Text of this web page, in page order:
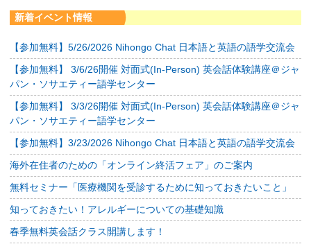
新着イベント情報
【参加無料】5/26/2026 Nihongo Chat 日本語と英語の語学交流会
【参加無料】 3/6/26開催 対面式(In-Person) 英会話体験講座＠ジャ
パン・ソサエティー語学センター
【参加無料】 3/3/26開催 対面式(In-Person) 英会話体験講座＠ジャ
パン・ソサエティー語学センター
【参加無料】3/23/2026 Nihongo Chat 日本語と英語の語学交流会
海外在住者のための「オンライン終活フェア」のご案内
無料セミナー「医療機関を受診するために知っておきたいこと」
知っておきたい！アレルギーについての基礎知識
春季無料英会話クラス開講します！